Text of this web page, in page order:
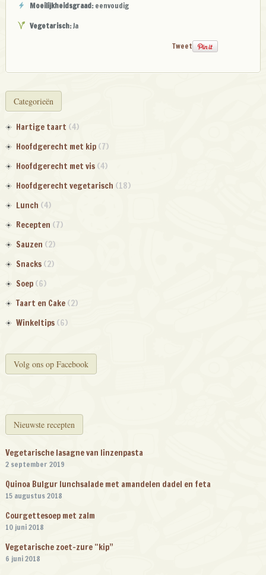
Moeilijkheidsgraad:eenvoudig
Vegetarisch:Ja
Tweet
Categorieën
Hartige taart (4)
Hoofdgerecht met kip(7)
Hoofdgerecht met vis(4)
Hoofdgerecht vegetarisch (18)
Lunch (4)
Recepten (7)
Sauzen (2)
Snacks(2)
Soep(6)
Taart en Cake(2)
Winkeltips(6)
Volg ons op Facebook
Nieuwste recepten
Vegetarische lasagne van linzenpasta
2 september 2019
Quinoa Bulgur lunchsalade met amandelen dadel en feta
15 augustus 2018
Courgettesoep met zalm
10 juni 2018
Vegetarische zoet-zure “kip”
6 juni 2018